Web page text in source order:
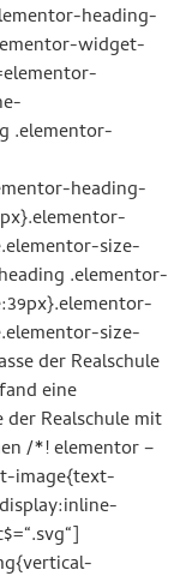
heading-
widget-
.elementor-
heading-
size-
.elementor-
size-
der Realschule
eine
Realschule mit
/*! elementor –
image{text-